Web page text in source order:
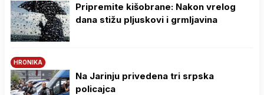
Pripremite kišobrane: Nakon vrelog
dana stižu pljuskovi i grmljavina
HRONIKA
Na Јarinju privedena tri srpska
policajca